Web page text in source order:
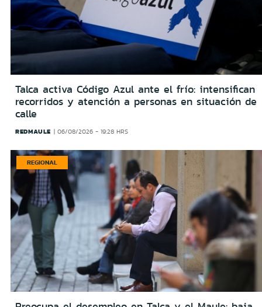
Talca activa Código Azul ante el frío: intensifican
recorridos y atención a personas en situación de
calle
REDMAULE 06/08/2026 - 19:28 HRS
REGIONAL